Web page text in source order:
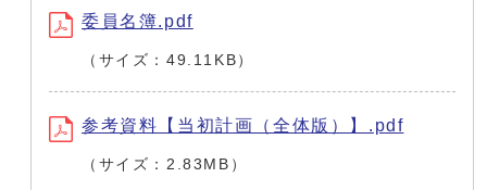
委員名簿.pdf
（サイズ：49.11KB）
参考資料【当初計画（全体版）】.pdf
（サイズ：2.83MB）